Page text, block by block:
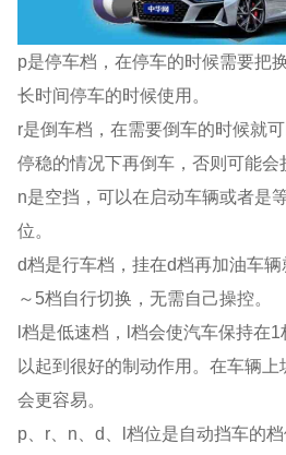
p是停车档，在停车的时候需要把
长时间停车的时候使用。
r是倒车档，在需要倒车的时候就
停稳的情况下再倒车，否则可能会
n是空挡，可以在启动车辆或者是
位。
d档是行车档，挂在d档再加油车
～5档自行切换，无需自己操控。
l档是低速档，l档会使汽车保持在
以起到很好的制动作用。在车辆
会更容易。
p、r、n、d、l档位是自动挡车的